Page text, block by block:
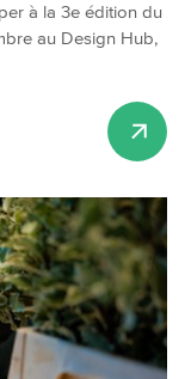
à la 3e édition du
au Design Hub,